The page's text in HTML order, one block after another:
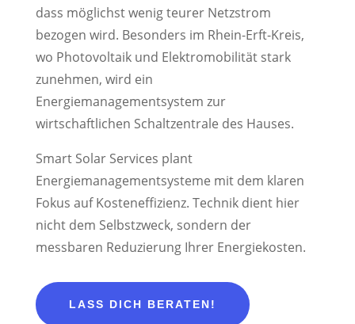
dass möglichst wenig teurer Netzstrom
bezogen wird. Besonders im Rhein-Erft-Kreis,
wo Photovoltaik und Elektromobilität stark
zunehmen, wird ein
Energiemanagementsystem zur
wirtschaftlichen Schaltzentrale des Hauses.
Smart Solar Services plant
Energiemanagementsysteme mit dem klaren
Fokus auf Kosteneffizienz. Technik dient hier
nicht dem Selbstzweck, sondern der
messbaren Reduzierung Ihrer Energiekosten.
LASS DICH BERATEN!